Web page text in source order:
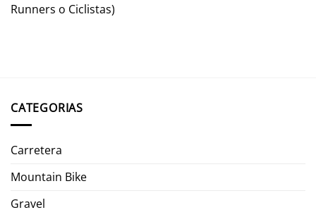
Runners o Ciclistas)
CATEGORIAS
Carretera
Mountain Bike
Gravel